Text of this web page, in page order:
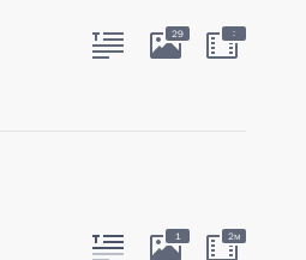
29 :
1 2м